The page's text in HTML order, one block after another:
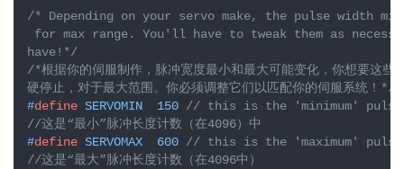
/* Depending on your servo make, the pulse width
for max range. You'll have to tweak them as
have!*/
/*根据你的伺服制作，脉冲宽度最小和最大可能变化，你想要这些
硬停止，对于最大范围。你必须调整它们以匹配你的伺服系统！*/
#define SERVOMIN  150 // this is the 'minimum'
//这是“最小”脉冲长度计数（在4096）中
#define SERVOMAX  600 // this is the 'maximum'
//这是“最大”脉冲长度计数（在4096中）